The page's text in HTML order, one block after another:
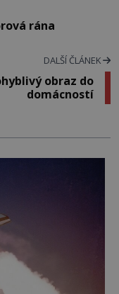
rána
DALŠÍ ČLÁNEK
obraz do
domácností